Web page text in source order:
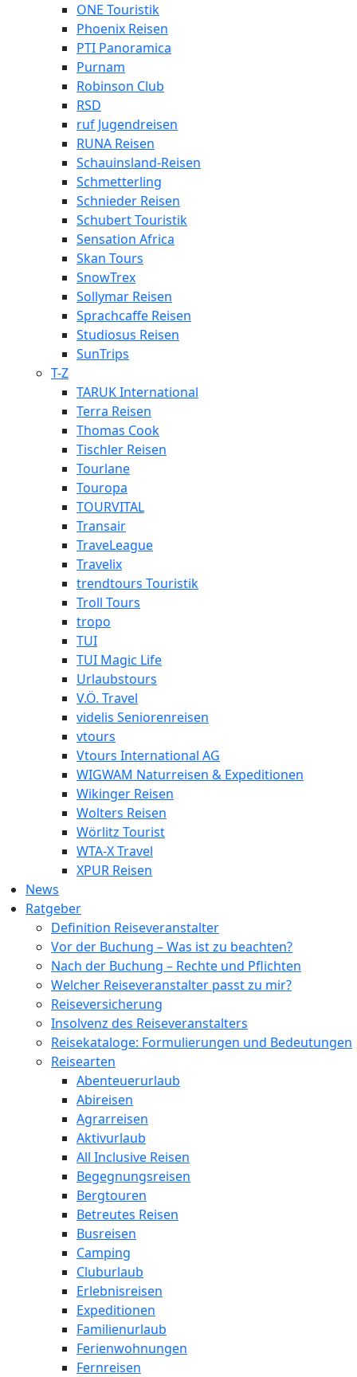
ONE Touristik
Phoenix Reisen
PTI Panoramica
Purnam
Robinson Club
RSD
ruf Jugendreisen
RUNA Reisen
Schauinsland-Reisen
Schmetterling
Schnieder Reisen
Schubert Touristik
Sensation Africa
Skan Tours
SnowTrex
Sollymar Reisen
Sprachcaffe Reisen
Studiosus Reisen
SunTrips
T-Z
TARUK International
Terra Reisen
Thomas Cook
Tischler Reisen
Tourlane
Touropa
TOURVITAL
Transair
TraveLeague
Travelix
trendtours Touristik
Troll Tours
tropo
TUI
TUI Magic Life
Urlaubstours
V.Ö. Travel
videlis Seniorenreisen
vtours
Vtours International AG
WIGWAM Naturreisen & Expeditionen
Wikinger Reisen
Wolters Reisen
Wörlitz Tourist
WTA-X Travel
XPUR Reisen
News
Ratgeber
Definition Reiseveranstalter
Vor der Buchung – Was ist zu beachten?
Nach der Buchung – Rechte und Pflichten
Welcher Reiseveranstalter passt zu mir?
Reiseversicherung
Insolvenz des Reiseveranstalters
Reisekataloge: Formulierungen und Bedeutungen
Reisearten
Abenteuerurlaub
Abireisen
Agrarreisen
Aktivurlaub
All Inclusive Reisen
Begegnungsreisen
Bergtouren
Betreutes Reisen
Busreisen
Camping
Cluburlaub
Erlebnisreisen
Expeditionen
Familienurlaub
Ferienwohnungen
Fernreisen